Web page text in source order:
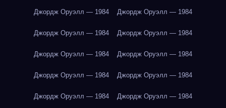
Джордж Оруэлл — 1984 Джордж Оруэлл — 1984
Джордж Оруэлл — 1984 Джордж Оруэлл — 1984
Джордж Оруэлл — 1984 Джордж Оруэлл — 1984
Джордж Оруэлл — 1984 Джордж Оруэлл — 1984
Джордж Оруэлл — 1984 Джордж Оруэлл — 1984